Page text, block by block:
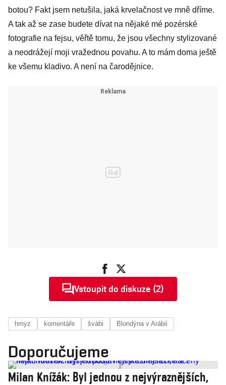
botou? Fakt jsem netušila, jaká krvelačnost ve mně dříme.
A tak až se zase budete dívat na nějaké mé pozérské
fotografie na fejsu, věřtě tomu, že jsou všechny stylizované
a neodrážejí moji vražednou povahu. A to mám doma ještě
ke všemu kladivo. A není na čarodějnice.
Vstoupit do diskuze (2)
hmyz komentáře švábi Blondýna v Arábii
Doporučujeme
Milan Knížák: Byl jednou z nejvýraznějších,